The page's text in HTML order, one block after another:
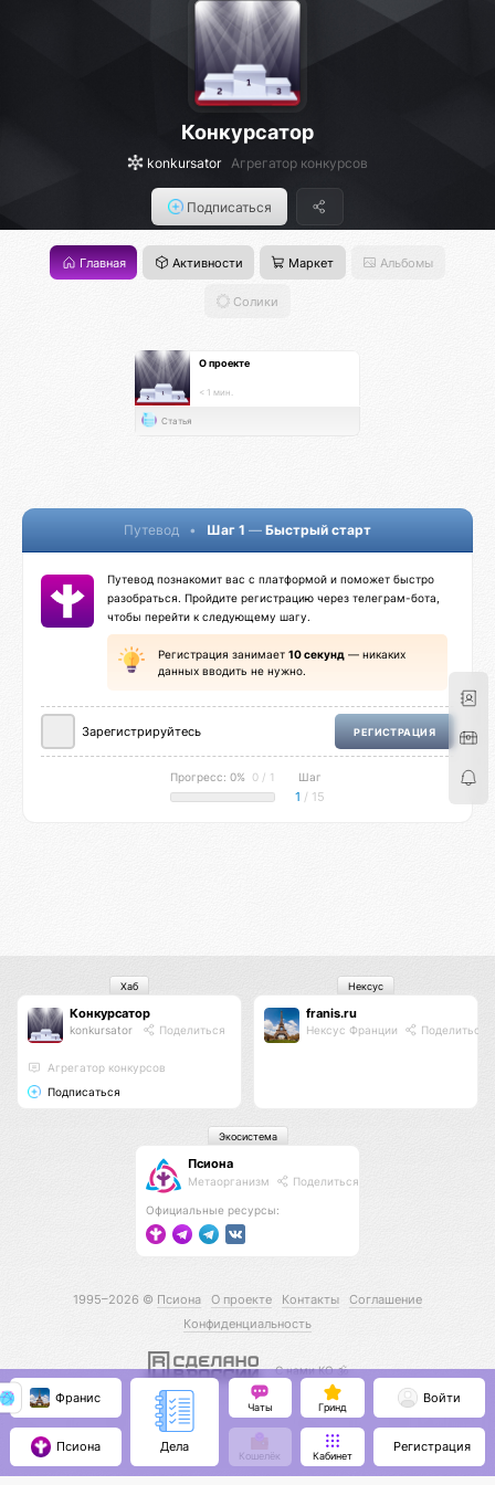
Конкурсатор
konkursator Агрегатор конкурсов
Подписаться
Главная Активности Маркет Альбомы
Солики
О проекте
< 1 мин.
Статья
Путевод • Шаг 1 — Быстрый старт
Путевод познакомит вас с платформой и поможет быстро
разобраться. Пройдите регистрацию через телеграм-бота,
чтобы перейти к следующему шагу.
Регистрация занимает 10 секунд — никаких
данных вводить не нужно.
Зарегистрируйтесь РЕГИСТРАЦИЯ
Прогресс: 0% 0 / 1 Шаг
1 / 15
Конкурсатор
konkursator Поделиться
Агрегатор конкурсов
Подписаться
Хаб
franis.ru
Нексус Франции Поделиться
Нексус
Псиона
Метаорганизм Поделиться
Официальные ресурсы:
Экосистема
1995–2026 © Псиона О проекте Контакты
Соглашение
Конфиденциальность
С нами КО 🕉️
Франис
Псиона Дела
Чаты Гринд
Кошелёк Кабинет
Войти
Регистрация